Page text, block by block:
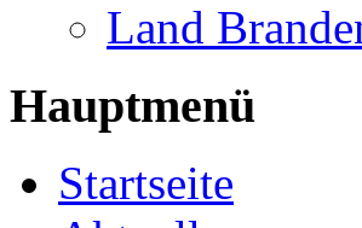
Land
Hauptmenü
Startseite